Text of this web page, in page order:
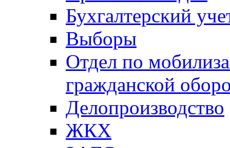
Бухгалтерский
Выборы
Отдел по
гражданской
Делопроизводство
ЖКХ